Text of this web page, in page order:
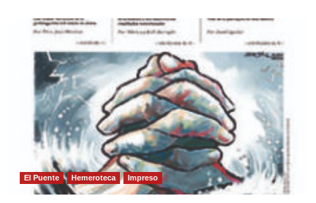
El Puente Hemeroteca Impreso